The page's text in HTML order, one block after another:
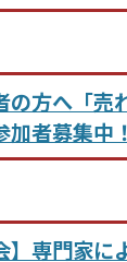
の方へ「売
者募集中！
】専門家に